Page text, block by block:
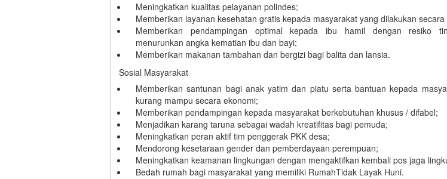
Meningkatkan kualitas pelayanan polindes;
Memberikan layanan kesehatan gratis kepada masyarakat yang dilakukan secara
Memberikan pendampingan optimal kepada ibu hamil dengan resiko
menurunkan angka kematian ibu dan bayi;
Memberikan makanan tambahan dan bergizi bagi balita dan lansia.
Sosial Masyarakat
Memberikan santunan bagi anak yatim dan piatu serta bantuan kepada
kurang mampu secara ekonomi;
Memberikan pendampingan kepada masyarakat berkebutuhan khusus / difabel;
Menjadikan karang taruna sebagai wadah kreatifitas bagi pemuda;
Meningkatkan peran aktif tim penggerak PKK desa;
Mendorong kesetaraan gender dan pemberdayaan perempuan;
Meningkatkan keamanan lingkungan dengan mengaktifkan kembali pos jaga
Bedah rumah bagi masyarakat yang memiliki RumahTidak Layak Huni.